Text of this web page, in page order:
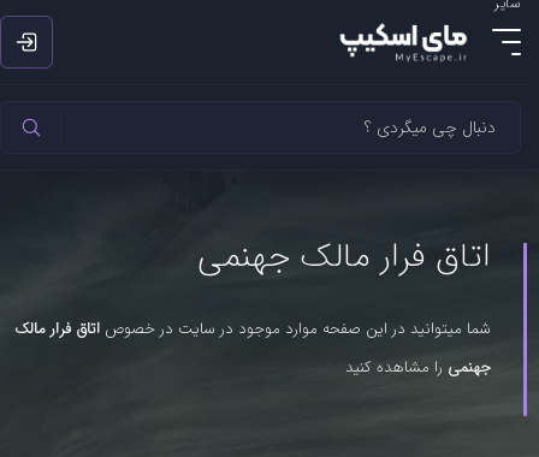
اتاق فرار مالک جهنمی
شما میتوانید در این صفحه موارد موجود در سایت در خصوص اتاق فرار مالک
جهنمی را مشاهده کنید